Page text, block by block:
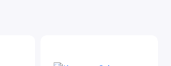
кг делает Balios S Lux незаменимым
виде ДхШхВ, 87х60х108 см, в